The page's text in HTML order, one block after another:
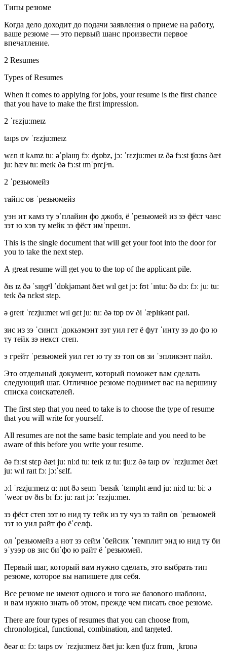
Типы резюме
Когда дело доходит до подачи заявления о приеме на работу,
ваше резюме — это первый шанс произвести первое
впечатление.
2 Resumes
Types of Resumes
When it comes to applying for jobs, yourresume is the first chance
that you have to make the first impression.
2 ˈrɛzjuːmeɪz
taɪps ɒv ˈrɛzjuːmeɪz
wɛn ɪt kʌmz tuː əˈplaɪɪŋ fɔː ʤɒbz, jɔː ˈrɛzjuːmeɪ ɪz ðə fɜːst ʧɑːns ðæt
juː hæv tuː meɪk ðə fɜːst ɪmˈprɛʃᵊn.
2 ˈрезьюмейз
тайпс ов ˈрезьюмейз
уэн ит камз ту эˈплайин фо джобз, ё ˈрезьюмей из зэ фёст чанс
зэт ю хэв ту мейк зэ фёст имˈпрешн.
This is the single document that will get your foot into the door for
you to take the next step.
A great resume will get you to the top of the applicant pile.
ðɪs ɪz ðə ˈsɪŋɡᵊl ˈdɒkjəmənt ðæt wɪl ɡɛt jɔː fʊt ˈɪntuː ðə dɔː fɔː juː tuː
teɪk ðə nɛkst stɛp.
ə ɡreɪt ˈrɛzjuːmeɪ wɪl ɡɛt juː tuː ðə tɒp ɒv ði ˈæplɪkənt paɪl.
зис из зэ ˈсингл ˈдокьэмэнт зэт уил гет ё фут ˈинту зэ до фо ю
ту тейк зэ некст степ.
э грейт ˈрезьюмей уил гет ю ту зэ топ ов зи ˈэпликэнт пайл.
Это отдельный документ, который поможет вам сделать
следующий шаг. Отличное резюме поднимет вас на вершину
списка соискателей.
The first step that you need to take is to choose the type of resume
that you will write for yourself.
All resumes are not the same basic template and you need to be
aware of this before you write your resume.
ðə fɜːst stɛp ðæt juː niːd tuː teɪk ɪz tuː ʧuːz ðə taɪp ɒv ˈrɛzjuːmeɪ ðæt
juː wɪl raɪt fɔː jɔːˈsɛlf.
ɔːl ˈrɛzjuːmeɪz ɑː nɒt ðə seɪm ˈbeɪsɪk ˈtɛmplɪt ænd juː niːd tuː biː ə
ˈweər ɒv ðɪs bɪˈfɔː juː raɪt jɔː ˈrɛzjuːmeɪ.
зэ фёст степ зэт ю нид ту тейк из ту чуз зэ тайп ов ˈрезьюмей
зэт ю уил райт фо ёˈселф.
ол ˈрезьюмейз а нот зэ сейм ˈбейсик ˈтемплит энд ю нид ту би
эˈуээр ов зис биˈфо ю райт ё ˈрезьюмей.
Первый шаг, который вам нужно сделать, это выбрать тип
резюме, которое вы напишете для себя.
Все резюме не имеют одного и того же базового шаблона,
и вам нужно знать об этом, прежде чем писать свое резюме.
There are four types of resumes that you can choose from,
chronological, functional, combination, and targeted.
ðeər ɑː fɔː taɪps ɒv ˈrɛzjuːmeɪz ðæt juː kæn ʧuːz frɒm, ˌkrɒnə